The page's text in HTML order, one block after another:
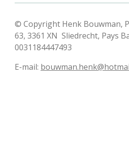
© Copyright Henk Bouwman,
63, 3361 XN Sliedrecht, Pays
0031184447493
E-mail: